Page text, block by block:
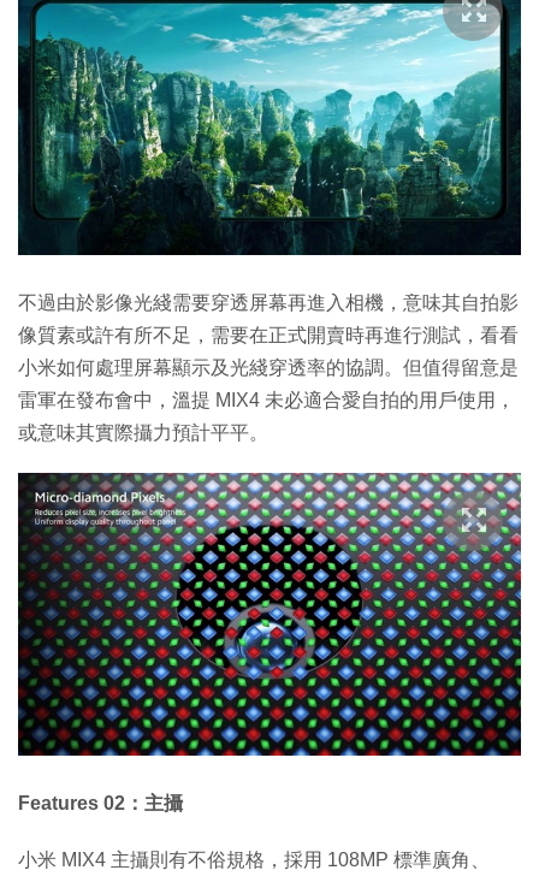
不過由於影像光綫需要穿透屏幕再進入相機，意味其自拍影
像質素或許有所不足，需要在正式開賣時再進行測試，看看
小米如何處理屏幕顯示及光綫穿透率的協調。但值得留意是
雷軍在發布會中，溫提 MIX4 未必適合愛自拍的用戶使用，
或意味其實際攝力預計平平。
Features 02：主攝
小米 MIX4 主攝則有不俗規格，採用 108MP 標準廣角、